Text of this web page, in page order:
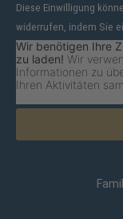
Diese Einwilligung
widerrufen, indem Sie
Wir benötigen Ihre
zu laden! Wir
Informationen zu
Ihren Aktivitäten